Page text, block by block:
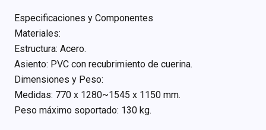
Especificaciones y Componentes
Materiales:
Estructura: Acero.
Asiento: PVC con recubrimiento de cuerina.
Dimensiones y Peso:
Medidas: 770 x 1280~1545 x 1150 mm.
Peso máximo soportado: 130 kg.